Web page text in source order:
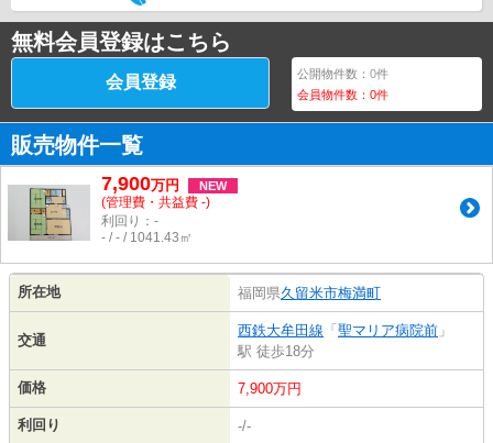
無料会員登録はこちら
会員登録 公開物件数：0件
会員物件数：0件
販売物件一覧
7,900万円 NEW
(管理費・共益費 -)
利回り：-
- / - / 1041.43㎡
所在地 福岡県久留米市梅満町
交通
西鉄大牟田線 「 聖マリア病院前 」
駅 徒歩18分
価格 7,900万円
利回り -/-